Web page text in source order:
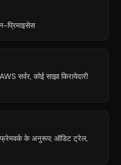
प्रिमाइसेस
सर्वर, कोई साझा किरायेदारी
के अनुरूप; ऑडिट ट्रेल,